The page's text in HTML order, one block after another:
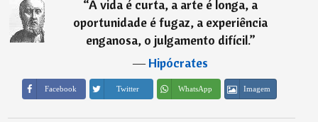
“A vida é curta, a arte é longa, a
oportunidade é fugaz, a experiência
enganosa, o julgamento difícil.”
―Hipócrates
Facebook Twitter WhatsApp Imagem